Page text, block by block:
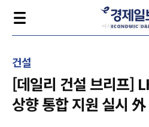
건설
[데일리 건설 브리프]
상향 통합 지원 실시 外